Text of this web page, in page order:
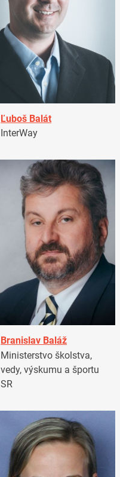
Ľuboš Balát
InterWay
Branislav Baláž
Ministerstvo školstva,
vedy, výskumu a športu
SR